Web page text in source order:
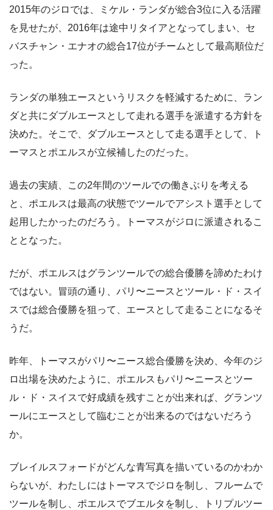
2015年のジロでは、ミケル・ランダが総合3位に入る活躍
を見せたが、2016年は途中リタイアとなってしまい、セ
バスチャン・エナオの総合17位がチームとして最高順位だ
った。
ランダの単独エースというリスクを軽減するために、ラン
ダと共にダブルエースとして走れる選手を派遣する方針を
決めた。そこで、ダブルエースとして走る選手として、ト
ーマスとポエルスが立候補したのだった。
過去の実績、この2年間のツールでの働きぶりを考える
と、ポエルスは最高の状態でツールでアシスト選手として
起用したかったのだろう。トーマスがジロに派遣されるこ
ととなった。
だが、ポエルスはグランツールでの総合優勝を諦めたわけ
ではない。冒頭の通り、パリ〜ニースとツール・ド・スイ
スでは総合優勝を狙って、エースとして走ることになるそ
うだ。
昨年、トーマスがパリ〜ニース総合優勝を決め、今年のジ
ロ出場を決めたように、ポエルスもパリ〜ニースとツー
ル・ド・スイスで好成績を残すことが出来れば、グランツ
ールにエースとして臨むことが出来るのではないだろう
か。
ブレイルスフォードがどんな青写真を描いているのかわか
らないが、わたしにはトーマスでジロを制し、フルームで
ツールを制し、ポエルスでブエルタを制し、トリプルツー